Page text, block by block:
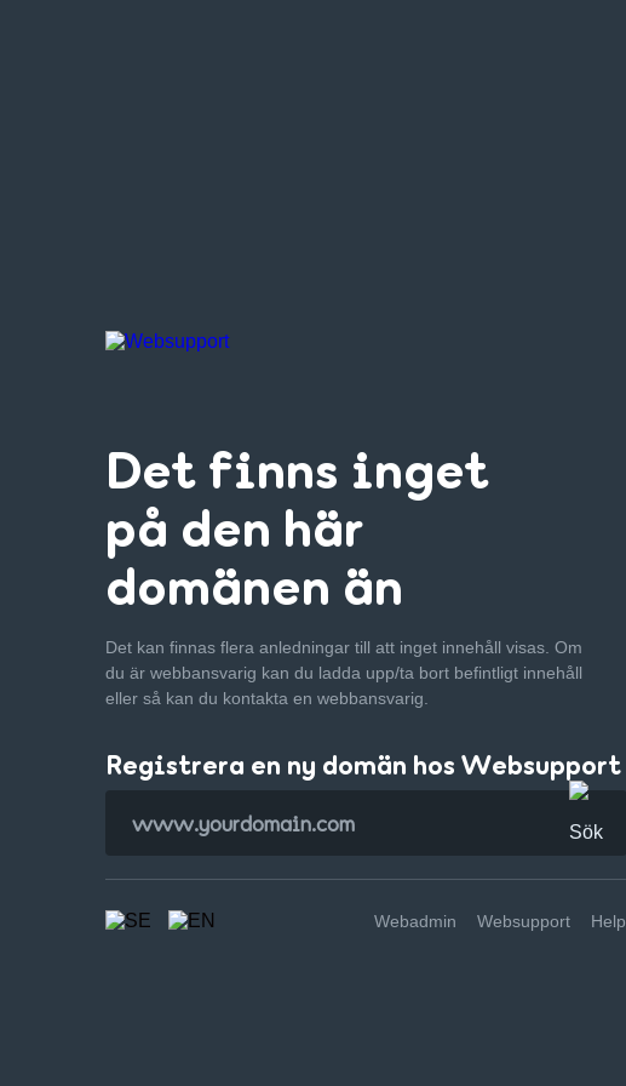
Det finns inget
på den här
domänen än
Det kan finnas flera anledningar till att inget innehåll visas. Om
du är webbansvarig kan du ladda upp/ta bort befintligt innehåll
eller så kan du kontakta en webbansvarig.
Registrera en ny domän hos Websupport
Webadmin Websupport Help